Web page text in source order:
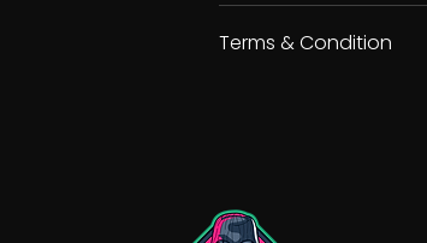
Terms & Condition